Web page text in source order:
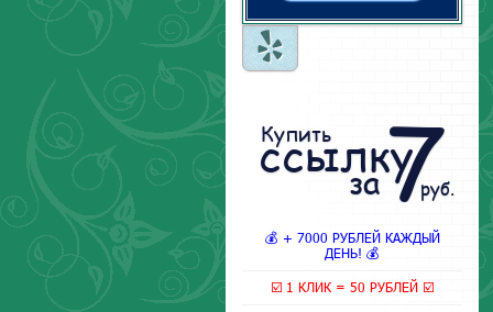
Купить
ссылку
за7
руб.
💰 + 7000 РУБЛЕЙ КАЖДЫЙ
ДЕНЬ! 💰
☑️ 1 КЛИК = 50 РУБЛЕЙ ☑️